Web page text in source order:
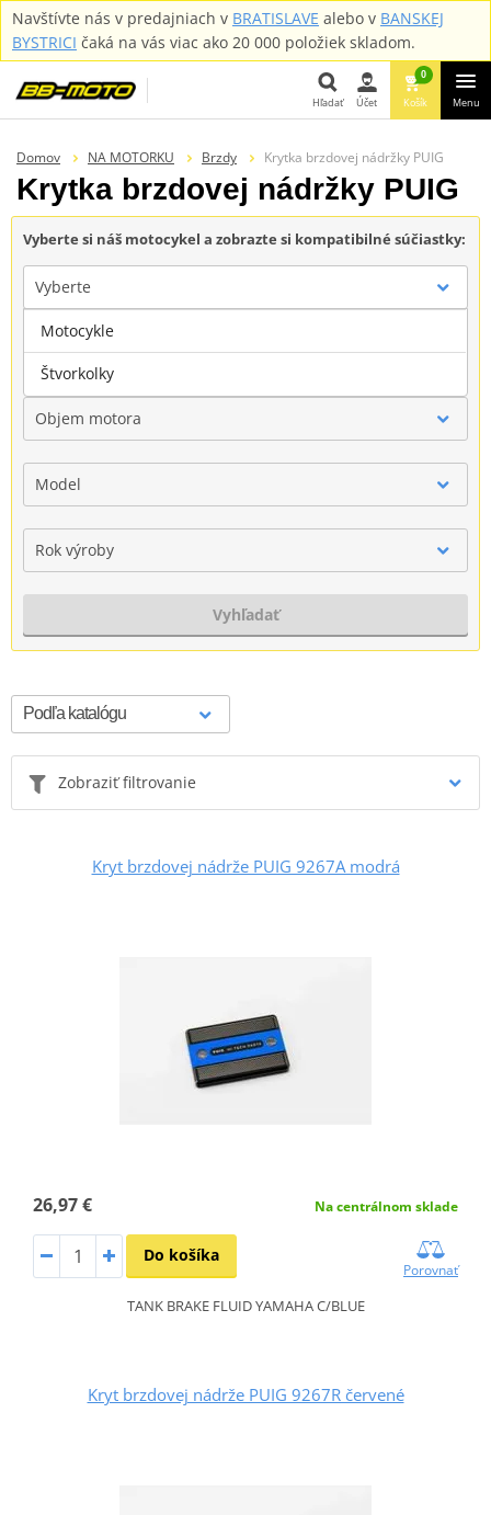
Navštívte nás v predajniach v BRATISLAVE alebo v BANSKEJ
BYSTRICI čaká na vás viac ako 20 000 položiek skladom.
Hľadať
Hľadať Účet
0
Košík Menu
Domov NA MOTORKU Brzdy Krytka brzdovej nádržky PUIG
Krytka brzdovej nádržky PUIG
Vyberte si náš motocykel a zobrazte si kompatibilné súčiastky:
Vyberte
Značka
Objem motora
Model
Rok výroby
Vyhľadať
Zobraziť filtrovanie
Kryt brzdovej nádrže PUIG 9267A modrá
26,97 € Na centrálnom sklade
Do košíka
Porovnať
TANK BRAKE FLUID YAMAHA C/BLUE
Kryt brzdovej nádrže PUIG 9267R červené
Motocykle
Štvorkolky